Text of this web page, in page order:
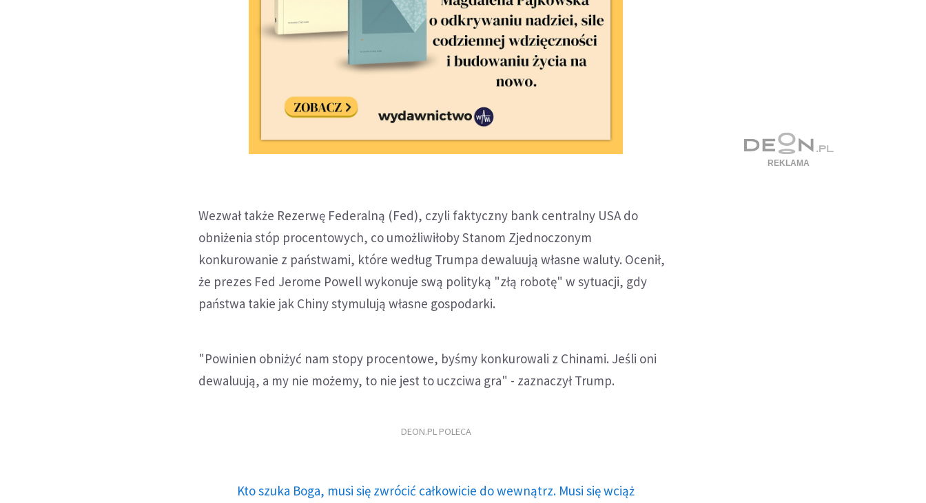
Wezwał także Rezerwę Federalną (Fed), czyli faktyczny bank centralny USA do
obniżenia stóp procentowych, co umożliwiłoby Stanom Zjednoczonym
konkurowanie z państwami, które według Trumpa dewaluują własne waluty. Ocenił,
że prezes Fed Jerome Powell wykonuje swą polityką "złą robotę" w sytuacji, gdy
państwa takie jak Chiny stymulują własne gospodarki.
"Powinien obniżyć nam stopy procentowe, byśmy konkurowali z Chinami. Jeśli oni
dewaluują, a my nie możemy, to nie jest to uczciwa gra" - zaznaczył Trump.
DEON.PL POLECA
Kto szuka Boga, musi się zwrócić całkowicie do wewnątrz. Musi się wciąż